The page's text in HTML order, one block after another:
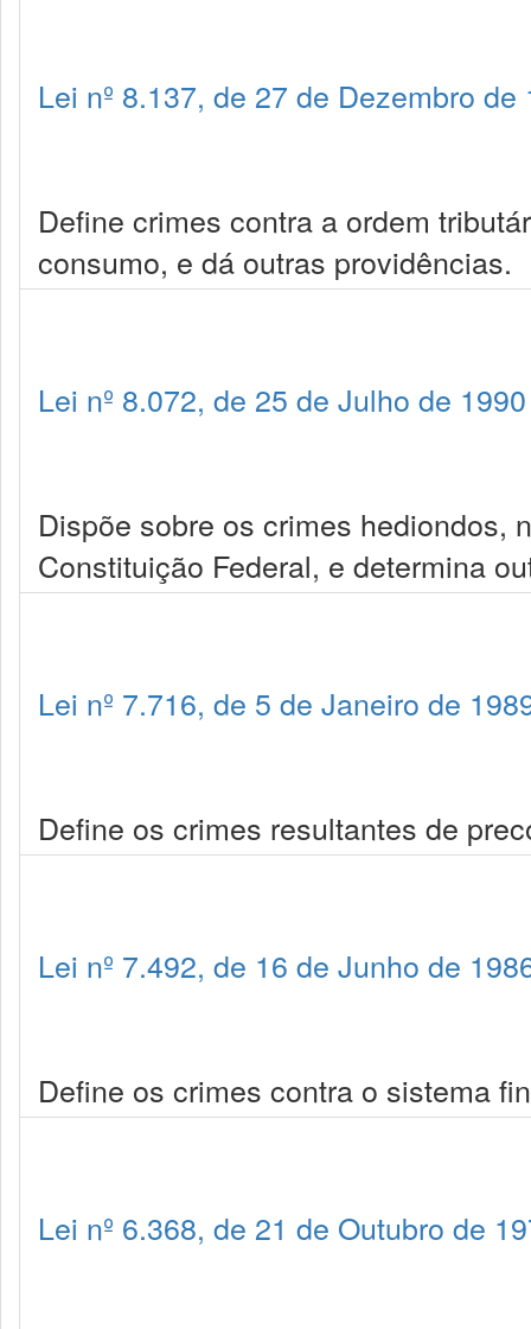
Lei nº 8.137, de 27 de Dezembro de
Define crimes contra a ordem
consumo, e dá outras providências.
Lei nº 8.072, de 25 de Julho de 1990
Dispõe sobre os crimes hediondos,
Constituição Federal, e determina
Lei nº 7.716, de 5 de Janeiro de
Define os crimes resultantes de
Lei nº 7.492, de 16 de Junho de
Define os crimes contra o sistema
Lei nº 6.368, de 21 de Outubro de